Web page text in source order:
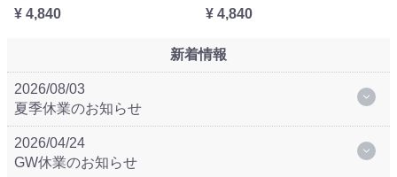
¥ 4,840
¥ 4,840
新着情報
2026/08/03
夏季休業のお知らせ
2026/04/24
GW休業のお知らせ